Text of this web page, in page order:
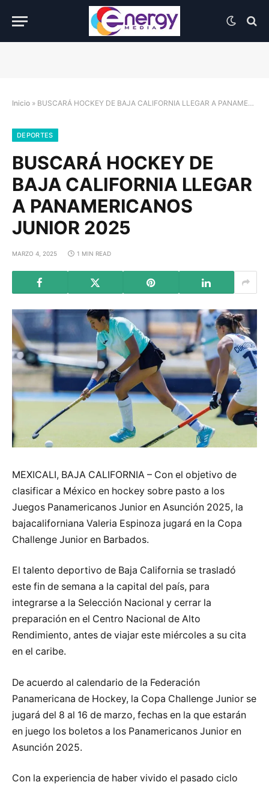
Inicio » BUSCARÁ HOCKEY DE BAJA CALIFORNIA LLEGAR A PANAMERICANOS JUNIOR 2025
DEPORTES
BUSCARÁ HOCKEY DE
BAJA CALIFORNIA LLEGAR
A PANAMERICANOS
JUNIOR 2025
MARZO 4, 2025 1 MIN READ
MEXICALI, BAJA CALIFORNIA – Con el objetivo de
clasificar a México en hockey sobre pasto a los
Juegos Panamericanos Junior en Asunción 2025, la
bajacaliforniana Valeria Espinoza jugará en la Copa
Challenge Junior en Barbados.
El talento deportivo de Baja California se trasladó
este fin de semana a la capital del país, para
integrarse a la Selección Nacional y cerrar la
preparación en el Centro Nacional de Alto
Rendimiento, antes de viajar este miércoles a su cita
en el caribe.
De acuerdo al calendario de la Federación
Panamericana de Hockey, la Copa Challenge Junior se
jugará del 8 al 16 de marzo, fechas en la que estarán
en juego los boletos a los Panamericanos Junior en
Asunción 2025.
Con la experiencia de haber vivido el pasado ciclo